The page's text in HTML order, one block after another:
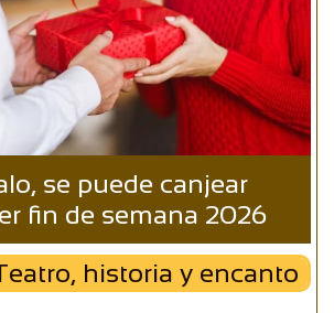
se puede canjear
fin de semana 2026
historia y encanto